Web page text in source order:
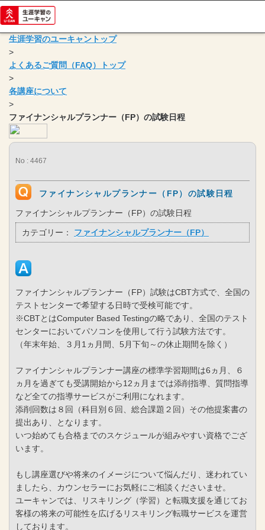
生涯学習のユーキャントップ
>
よくあるご質問（FAQ）トップ
>
各講座について
>
ファイナンシャルプランナー（FP）の試験日程
No : 4467
ファイナンシャルプランナー（FP）の試験日程
ファイナンシャルプランナー（FP）の試験日程
カテゴリー： ファイナンシャルプランナー（FP）
ファイナンシャルプランナー（FP）試験はCBT方式で、全国の
テストセンターで希望する日時で受検可能です。
※CBTとはComputer Based Testingの略であり、全国のテスト
センターにおいてパソコンを使用して行う試験方法です。
（年末年始、３月1ヵ月間、5月下旬～の休止期間を除く）
ファイナンシャルプランナー講座の標準学習期間は6ヵ月、６
ヵ月を過ぎても受講開始から12ヵ月までは添削指導、質問指導
など全ての指導サービスがご利用になれます。
添削回数は８回（科目別６回、総合課題２回）その他提案書の
提出あり、となります。
いつ始めても合格までのスケジュールが組みやすい資格でござ
います。
もし講座選びや将来のイメージについて悩んだり、迷われてい
ましたら、カウンセラーにお気軽にご相談くださいませ。
ユーキャンでは、リスキリング（学習）と転職支援を通じてお
客様の将来の可能性を広げるリスキリング転職サービスを運営
しております。
関連するFAQ
介護事務の講座・教材の内容
社会保険労務士の資格取得までにかかる期間
ファイナンシャルプランナー（FP）の試験会場
社会保険労務士の講座・教材の内容
講座について、
詳しくはこちら！
ケアマネ
カテゴリ一覧
お支払いについて
教材のお届け・返品について
2
案内資料について
お申込みについて
ユーキャンの通信講座について
メールマガジンについて
デジタル学習サイトについて
ユーキャングループについて
法人サービスについて
上に戻る
Copyright U-CAN,Inc. All Rights Reserved.
HOME
pagetop